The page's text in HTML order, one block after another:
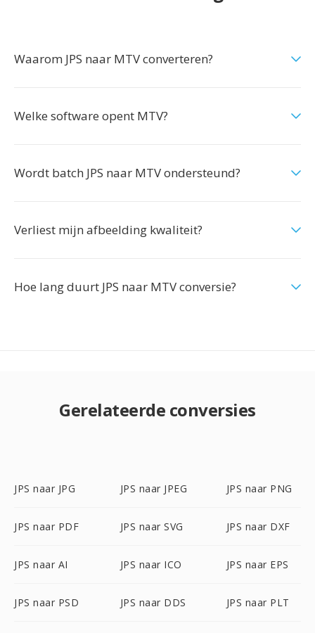
Waarom JPS naar MTV converteren?
Welke software opent MTV?
Wordt batch JPS naar MTV ondersteund?
Verliest mijn afbeelding kwaliteit?
Hoe lang duurt JPS naar MTV conversie?
Gerelateerde conversies
JPS naar JPG JPS naar JPEG JPS naar PNG
JPS naar PDF JPS naar SVG JPS naar DXF
JPS naar AI JPS naar ICO JPS naar EPS
JPS naar PSD JPS naar DDS JPS naar PLT